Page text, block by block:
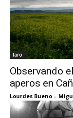
faro
Observando
aperos en
Lourdes Bueno –